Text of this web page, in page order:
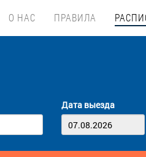
О НАС ПРАВИЛА
Дата выезда